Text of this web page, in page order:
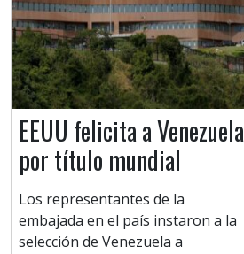
EEUU felicita a Venezuela
por título mundial
Los representantes de la
embajada en el país instaron a la
selección de Venezuela a